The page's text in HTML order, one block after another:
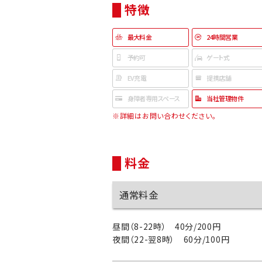
特徴
最大料金 24時間営業
予約可 ゲート式
EV充電 提携店舗
身障者専用スペース 当社管理物件
※詳細はお問い合わせください。
料金
通常料金
昼間（8-22時） 40分/200円
夜間（22-翌8時） 60分/100円